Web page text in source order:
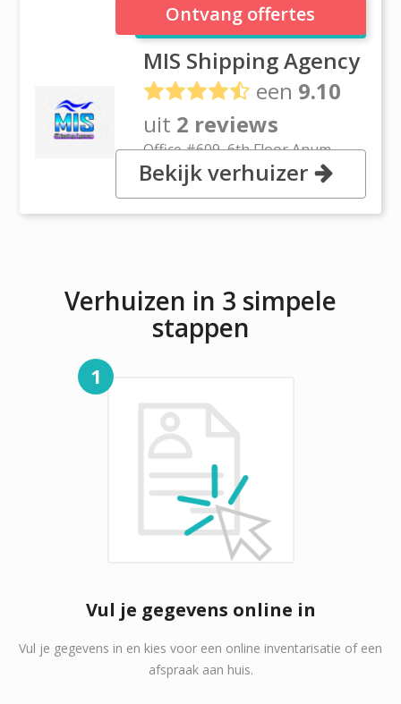
MIS Shipping Agency
MIS Shipping Agency
een 9.10
uit 2 reviews
Office #609, 6th Floor Anum
Empire KCHS, Block 7/8, Main
Shahrah-e-Faisal Karachi Sindh
Ontvang offertes
Bekijk verhuizer
Verhuizen in 3 simpele
stappen
1
Vul je gegevens online in
Vul je gegevens in en kies voor een online inventarisatie of een
afspraak aan huis.